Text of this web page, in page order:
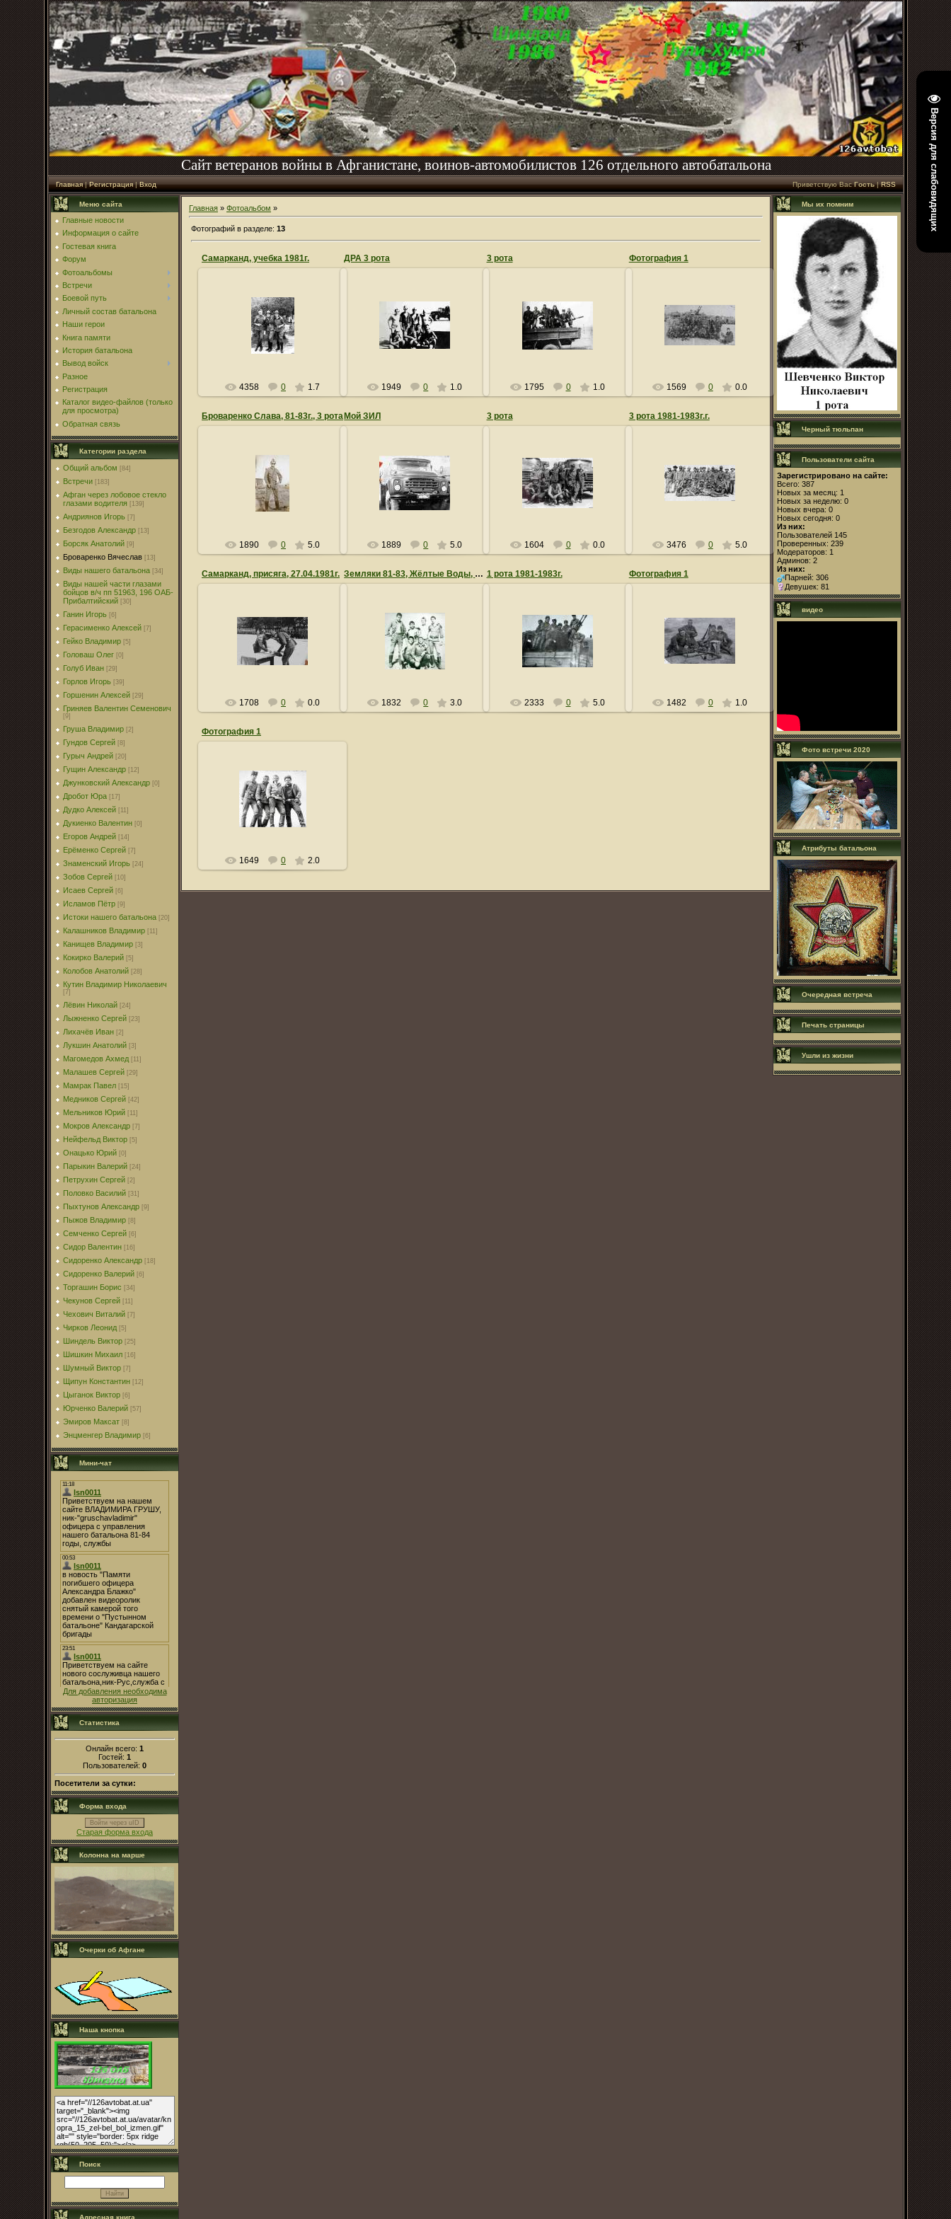
Версия для слабовидящих
Сайт ветеранов войны в Афганистане, воинов-автомобилистов 126 отдельного автобатальона
Главная|Регистрация|Вход Приветствую Вас Гость|RSS
Меню сайта
Главные новости
Информация о сайте
Гостевая книга
Форум
Фотоальбомы
Встречи
Боевой путь
Личный состав батальона
Наши герои
Книга памяти
История батальона
Вывод войск
Разное
Регистрация
Каталог видео-файлов (только
для просмотра)
Обратная связь
Категории раздела
Общий альбом [84]
Встречи [183]
Афган через лобовое стекло
глазами водителя
[139]
Андриянов Игорь [7]
Безгодов Александр [13]
Борсяк Анатолий [9]
Броваренко Вячеслав [13]
Виды нашего батальона [34]
Виды нашей части глазами
бойцов в/ч пп 51963, 196 ОАБ-
Прибалтийский [30]
Ганин Игорь [6]
Герасименко Алексей [7]
Гейко Владимир [5]
Головаш Олег [0]
Голуб Иван [29]
Горлов Игорь [39]
Горшенин Алексей [29]
Гриняев Валентин Семенович
[9]
Груша Владимир [2]
Гундов Сергей [8]
Гурыч Андрей [20]
Гущин Александр [12]
Джунковский Александр [0]
Дробот Юра [17]
Дудко Алексей [11]
Дукиенко Валентин [0]
Егоров Андрей [14]
Ерёменко Сергей [7]
Знаменский Игорь [24]
Зобов Сергей [10]
Исаев Сергей [6]
Исламов Пётр [9]
Истоки нашего батальона [20]
Калашников Владимир [11]
Канищев Владимир [3]
Кокирко Валерий [5]
Колобов Анатолий [28]
Кутин Владимир Николаевич
[7]
Лёвин Николай [24]
Лыжненко Сергей [23]
Лихачёв Иван [2]
Лукшин Анатолий [3]
Магомедов Ахмед [11]
Малашев Сергей [29]
Мамрак Павел [15]
Медников Сергей [42]
Мельников Юрий [11]
Мокров Александр [7]
Нейфельд Виктор [5]
Онацько Юрий [0]
Парыкин Валерий [24]
Петрухин Сергей [2]
Половко Василий [31]
Пыхтунов Александр [9]
Пыжов Владимир [8]
Семченко Сергей [6]
Сидор Валентин [16]
Сидоренко Александр [18]
Сидоренко Валерий [6]
Торгашин Борис [34]
Чекунов Сергей [11]
Чехович Виталий [7]
Чирков Леонид [5]
Шиндель Виктор [25]
Шишкин Михаил [16]
Шумный Виктор [7]
Щипун Константин [12]
Цыганок Виктор [6]
Юрченко Валерий [57]
Эмиров Максат [8]
Энцменгер Владимир [6]
Мини-чат
Для добавления необходима
авторизация
Статистика
Онлайн всего: 1
Гостей: 1
Пользователей: 0
Посетители за сутки:
Форма входа
Войти через uID
Старая форма входа
Колонна на марше
Очерки об Афгане
Наша кнопка
Поиск
Адресная книга
Главная » Фотоальбом »
Фотографий в разделе: 13
Самарканд, учебка 1981г.
05.06.2010
lsn0011
4358 0 1.7
ДРА 3 рота
05.06.2010
lsn0011
1949 0 1.0
3 рота
05.06.2010
lsn0011
1795 0 1.0
Фотография 1
05.06.2010
lsn0011
1569 0 0.0
Броваренко Слава, 81-83г., 3 рота
05.06.2010
lsn0011
1890 0 5.0
Мой ЗИЛ
05.06.2010
lsn0011
1889 0 5.0
3 рота
05.06.2010
lsn0011
1604 0 0.0
3 рота 1981-1983г.г.
05.06.2010
lsn0011
3476 0 5.0
Самарканд, присяга, 27.04.1981г.
05.06.2010
lsn0011
1708 0 0.0
Земляки 81-83, Жёлтые Воды, Никополь и Вольногорск
05.06.2010
lsn0011
1832 0 3.0
1 рота 1981-1983г.
05.06.2010
lsn0011
2333 0 5.0
Фотография 1
05.06.2010
lsn0011
1482 0 1.0
Фотография 1
05.06.2010
lsn0011
1649 0 2.0
Мы их помним
Черный тюльпан
Пользователи сайта
Зарегистрировано на сайте:
Всего: 387
Новых за месяц: 1
Новых за неделю: 0
Новых вчера: 0
Новых сегодня: 0
Из них:
Пользователей 145
Проверенных: 239
Модераторов: 1
Админов: 2
Из них:
Парней: 306
Девушек: 81
видео
Фото встречи 2020
Атрибуты батальона
Очередная встреча
Печать страницы
Ушли из жизни